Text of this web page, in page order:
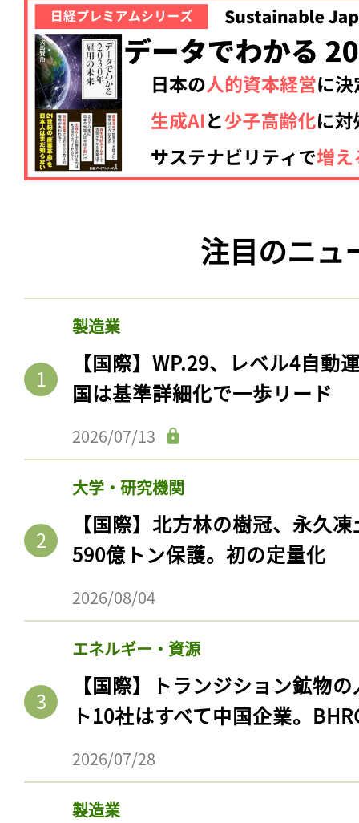
注目のニュ
製造業
【国際】WP.29、レベル4自動
国は基準詳細化で一歩リード
2026/07/13
大学・研究機関
【国際】北方林の樹冠、永久
590億トン保護。初の定量化
2026/08/04
エネルギー・資源
【国際】トランジション鉱物
ト10社はすべて中国企業。
2026/07/28
製造業